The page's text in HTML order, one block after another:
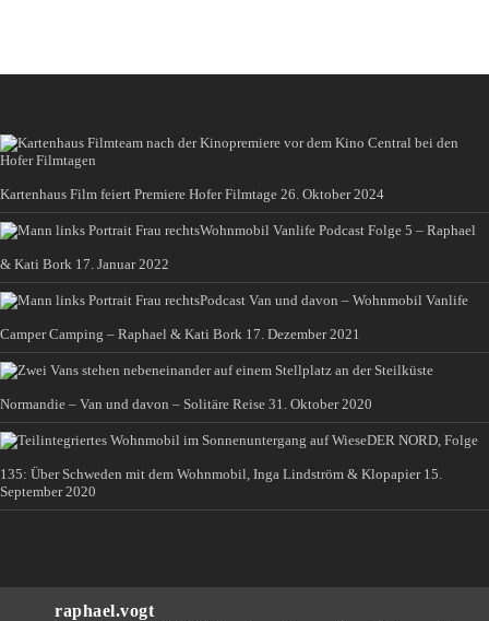
Kartenhaus Film feiert Premiere Hofer Filmtage 26. Oktober 2024
Wohnmobil Vanlife Podcast Folge 5 – Raphael
& Kati Bork 17. Januar 2022
Podcast Van und davon – Wohnmobil Vanlife
Camper Camping – Raphael & Kati Bork 17. Dezember 2021
Normandie – Van und davon – Solitäre Reise 31. Oktober 2020
DER NORD, Folge
135: Über Schweden mit dem Wohnmobil, Inga Lindström & Klopapier 15.
September 2020
raphael.vogt